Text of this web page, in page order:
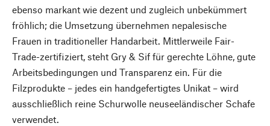
ebenso markant wie dezent und zugleich unbekümmert
fröhlich; die Umsetzung übernehmen nepalesische
Frauen in traditioneller Handarbeit. Mittlerweile Fair-
Trade-zertifiziert, steht Gry & Sif für gerechte Löhne, gute
Arbeitsbedingungen und Transparenz ein. Für die
Filzprodukte – jedes ein handgefertigtes Unikat – wird
ausschließlich reine Schurwolle neuseeländischer Schafe
verwendet.